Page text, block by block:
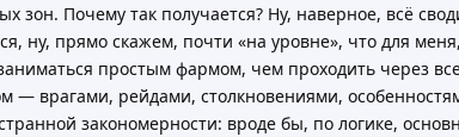
зон. Почему так получается? Ну, наверное, всё
ну, прямо скажем, почти «на уровне», что для
простым фармом, чем проходить через
— врагами, рейдами, столкновениями,
закономерности: вроде бы, по логике,